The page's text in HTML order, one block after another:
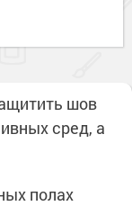
шов
сред, а
полах